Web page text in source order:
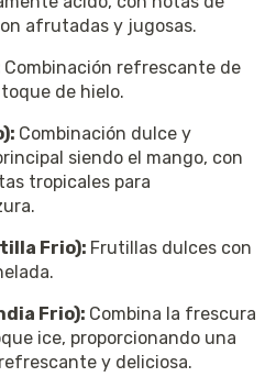
afrutadas y jugosas.
Combinación refrescante de
de hielo.
Combinación dulce y
siendo el mango, con
tropicales para
Frio): Frutillas dulces con
Frio): Combina la frescura
ice, proporcionando una
y deliciosa.